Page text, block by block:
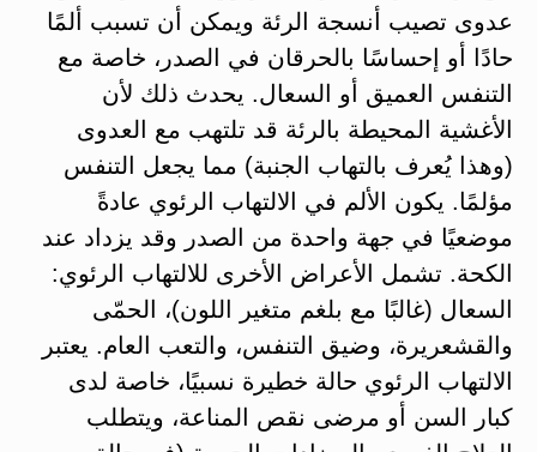
عدوى تصيب أنسجة الرئة ويمكن أن تسبب ألمًا
حادًا أو إحساسًا بالحرقان في الصدر، خاصة مع
التنفس العميق أو السعال​. يحدث ذلك لأن
الأغشية المحيطة بالرئة قد تلتهب مع العدوى
(وهذا يُعرف بالتهاب الجنبة) مما يجعل التنفس
مؤلمًا. يكون الألم في الالتهاب الرئوي عادةً
موضعيًا في جهة واحدة من الصدر وقد يزداد عند
الكحة. تشمل الأعراض الأخرى للالتهاب الرئوي:
السعال (غالبًا مع بلغم متغير اللون)، الحمّى
والقشعريرة، وضيق التنفس، والتعب العام​. يعتبر
الالتهاب الرئوي حالة خطيرة نسبيًا، خاصة لدى
كبار السن أو مرضى نقص المناعة، ويتطلب